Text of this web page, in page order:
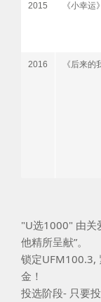
2015 《小幸运》
2016 《后来的
"U选1000" 由关
他精所呈献”。
锁定UFM100.3,
金！
投选阶段- 只要